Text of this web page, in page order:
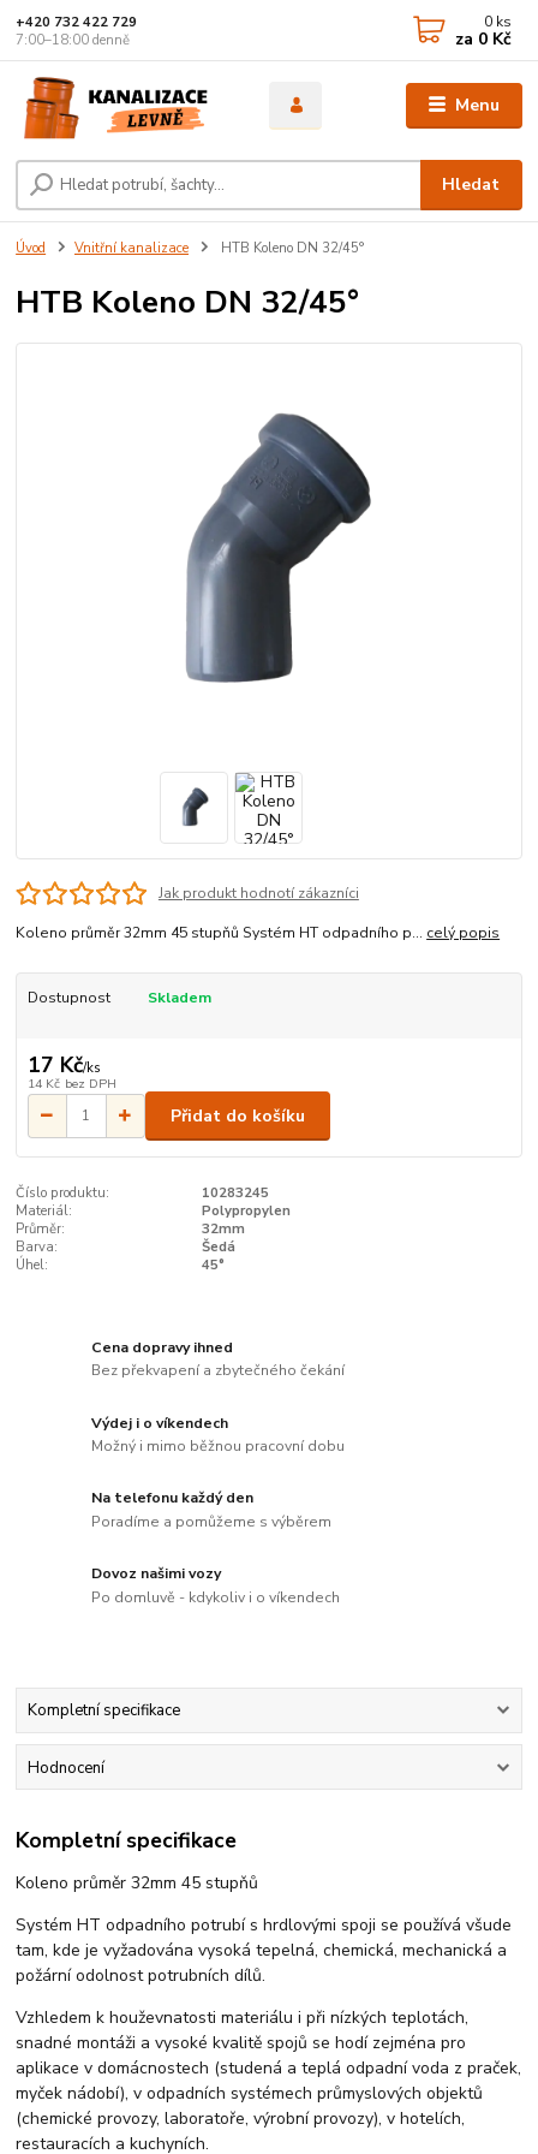
Menu
Hledat
+420 732 422 729
7:00–18:00 denně
0 ks
za 0 Kč
Úvod Vnitřní kanalizace HTB Koleno DN 32/45°
HTB Koleno DN 32/45°
Jak produkt hodnotí zákazníci
Koleno průměr 32mm 45 stupňů Systém HT odpadního p... celý popis
Dostupnost Skladem
17 Kč/ks
14 Kč bez DPH
Přidat do košíku
Číslo produktu:
10283245
Materiál:
Polypropylen
Průměr:
32mm
Barva:
Šedá
Úhel:
45°
Cena dopravy ihned
Bez překvapení a zbytečného čekání
Výdej i o víkendech
Možný i mimo běžnou pracovní dobu
Na telefonu každý den
Poradíme a pomůžeme s výběrem
Dovoz našimi vozy
Po domluvě - kdykoliv i o víkendech
Kompletní specifikace
Hodnocení
Kompletní specifikace
Koleno průměr 32mm 45 stupňů
Systém HT odpadního potrubí s hrdlovými spoji se používá všude
tam, kde je vyžadována vysoká tepelná, chemická, mechanická a
požární odolnost potrubních dílů.
Vzhledem k houževnatosti materiálu i při nízkých teplotách,
snadné montáži a vysoké kvalitě spojů se hodí zejména pro
aplikace v domácnostech (studená a teplá odpadní voda z praček,
myček nádobí), v odpadních systémech průmyslových objektů
(chemické provozy, laboratoře, výrobní provozy), v hotelích,
restauracích a kuchyních.